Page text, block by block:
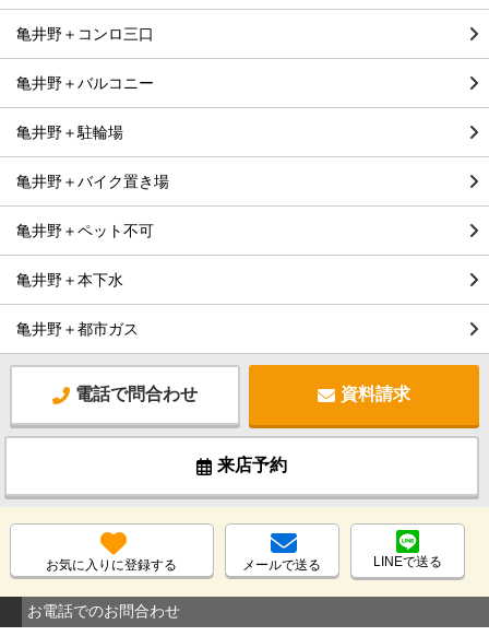
亀井野＋コンロ三口
亀井野＋バルコニー
亀井野＋駐輪場
亀井野＋バイク置き場
亀井野＋ペット不可
亀井野＋本下水
亀井野＋都市ガス
電話で問合わせ 資料請求
来店予約
お気に入りに登録する メールで送る LINEで送る
お電話でのお問合わせ